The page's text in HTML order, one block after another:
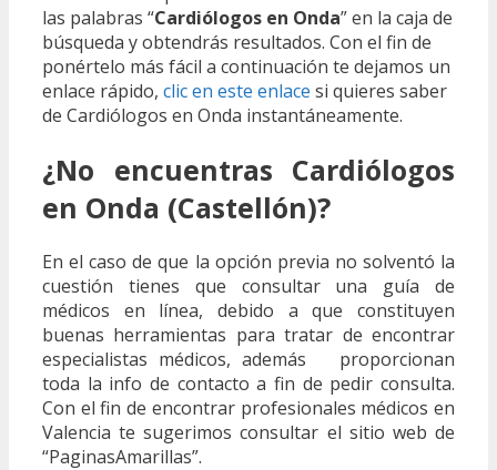
las palabras “Cardiólogos en Onda” en la caja de
búsqueda y obtendrás resultados. Con el fin de
ponértelo más fácil a continuación te dejamos un
enlace rápido, clic en este enlace si quieres saber
de Cardiólogos en Onda instantáneamente.
¿No encuentras Cardiólogos
en Onda (Castellón)?
En el caso de que la opción previa no solventó la
cuestión tienes que consultar una guía de
médicos en línea, debido a que constituyen
buenas herramientas para tratar de encontrar
especialistas médicos, además proporcionan
toda la info de contacto a fin de pedir consulta.
Con el fin de encontrar profesionales médicos en
Valencia te sugerimos consultar el sitio web de
“PaginasAmarillas”.